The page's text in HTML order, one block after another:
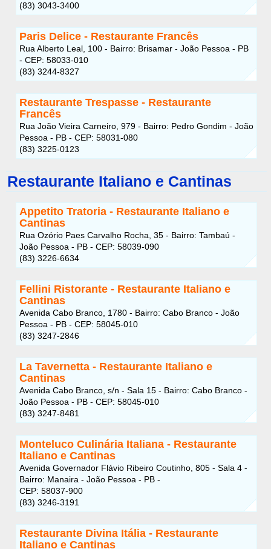
(83) 3043-3400
Paris Delice - Restaurante Francês
Rua Alberto Leal, 100 - Bairro: Brisamar - João Pessoa - PB
- CEP: 58033-010
(83) 3244-8327
Restaurante Trespasse - Restaurante
Francês
Rua João Vieira Carneiro, 979 - Bairro: Pedro Gondim - João
Pessoa - PB - CEP: 58031-080
(83) 3225-0123
Restaurante Italiano e Cantinas
Appetito Tratoria - Restaurante Italiano e
Cantinas
Rua Ozório Paes Carvalho Rocha, 35 - Bairro: Tambaú -
João Pessoa - PB - CEP: 58039-090
(83) 3226-6634
Fellini Ristorante - Restaurante Italiano e
Cantinas
Avenida Cabo Branco, 1780 - Bairro: Cabo Branco - João
Pessoa - PB - CEP: 58045-010
(83) 3247-2846
La Tavernetta - Restaurante Italiano e
Cantinas
Avenida Cabo Branco, s/n - Sala 15 - Bairro: Cabo Branco -
João Pessoa - PB - CEP: 58045-010
(83) 3247-8481
Monteluco Culinária Italiana - Restaurante
Italiano e Cantinas
Avenida Governador Flávio Ribeiro Coutinho, 805 - Sala 4 -
Bairro: Manaira - João Pessoa - PB -
CEP: 58037-900
(83) 3246-3191
Restaurante Divina Itália - Restaurante
Italiano e Cantinas